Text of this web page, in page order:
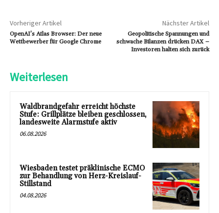
Vorheriger Artikel
OpenAI’s Atlas Browser: Der neue
Wettbewerber für Google Chrome
Nächster Artikel
Geopolitische Spannungen und
schwache Bilanzen drücken DAX –
Investoren halten sich zurück
Weiterlesen
Waldbrandgefahr erreicht höchste
Stufe: Grillplätze bleiben geschlossen,
landesweite Alarmstufe aktiv
06.08.2026
Wiesbaden testet präklinische ECMO
zur Behandlung von Herz-Kreislauf-
Stillstand
04.08.2026